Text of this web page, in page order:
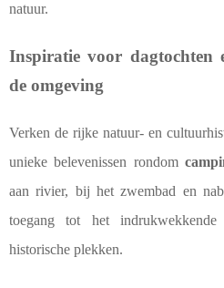
natuur.
Inspiratie voor dagtochten
de omgeving
Verken de rijke natuur- en
unieke belevenissen rondom
aan rivier, bij het zwembad en
toegang tot het
historische plekken.